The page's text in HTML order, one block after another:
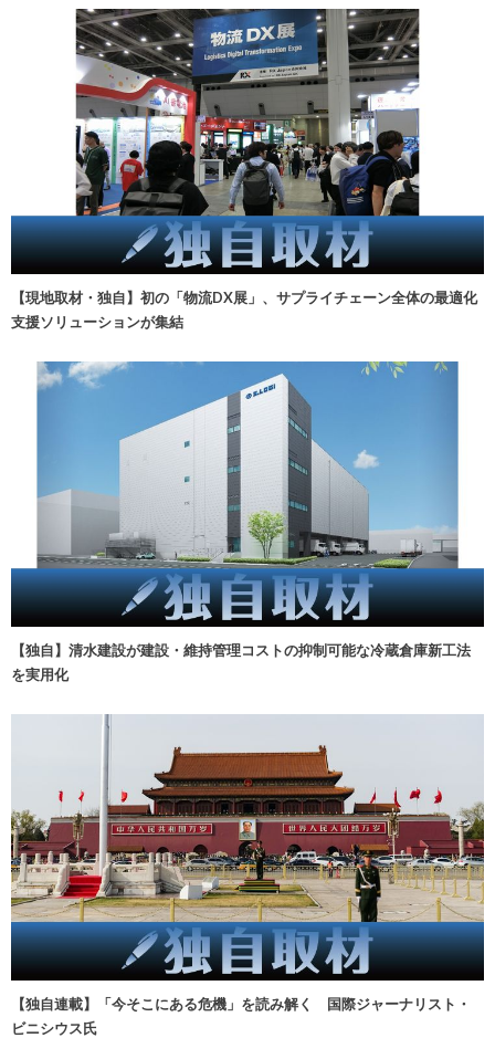
【現地取材・独自】初の「物流DX展」、サプライチェーン全体の最適化
支援ソリューションが集結
【独自】清水建設が建設・維持管理コストの抑制可能な冷蔵倉庫新工法
を実用化
【独自連載】「今そこにある危機」を読み解く 国際ジャーナリスト・
ビニシウス氏